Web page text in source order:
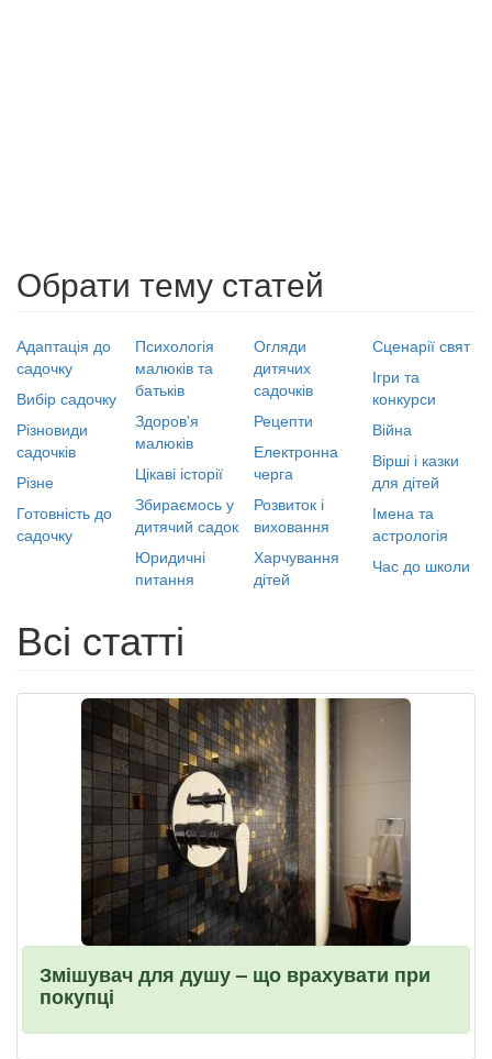
Обрати тему статей
Адаптація до
садочку
Вибір садочку
Різновиди
садочків
Різне
Готовність до
садочку
Психологія
малюків та
батьків
Здоров'я
малюків
Цікаві історії
Збираємось у
дитячий садок
Юридичні
питання
Огляди
дитячих
садочків
Рецепти
Електронна
черга
Розвиток і
виховання
Харчування
дітей
Сценарії свят
Ігри та
конкурси
Війна
Вірші і казки
для дітей
Імена та
астрологія
Час до школи
Всі статті
Змішувач для душу – що врахувати при
покупці